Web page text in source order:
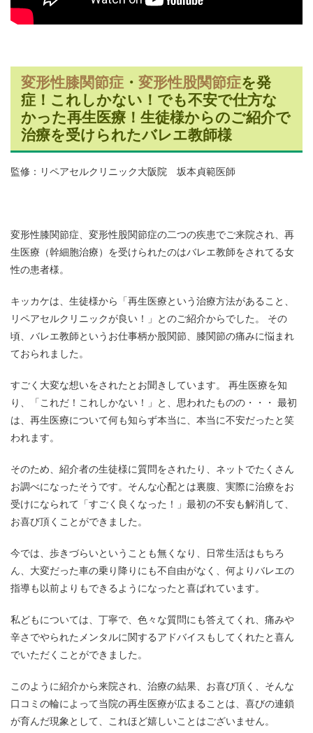
変形性膝関節症 ・ 変形性股関節症を発
症！これしかない！でも不安で仕方な
かった再生医療！生徒様からのご紹介で
治療を受けられたバレエ教師様
監修：リペアセルクリニック大阪院 坂本貞範医師
変形性膝関節症、変形性股関節症の二つの疾患でご来院され、再
生医療（幹細胞治療）を受けられたのはバレエ教師をされてる女
性の患者様。
キッカケは、生徒様から「再生医療という治療方法があること、
リペアセルクリニックが良い！」とのご紹介からでした。 その
頃、バレエ教師というお仕事柄か股関節、膝関節の痛みに悩まれ
ておられました。
すごく大変な想いをされたとお聞きしています。 再生医療を知
り、「これだ！これしかない！」と、思われたものの・・・ 最初
は、再生医療について何も知らず本当に、本当に不安だったと笑
われます。
そのため、紹介者の生徒様に質問をされたり、ネットでたくさん
お調べになったそうです。そんな心配とは裏腹、実際に治療をお
受けになられて「すごく良くなった！」最初の不安も解消して、
お喜び頂くことができました。
今では、歩きづらいということも無くなり、日常生活はもちろ
ん、大変だった車の乗り降りにも不自由がなく、何よりバレエの
指導も以前よりもできるようになったと喜ばれています。
私どもについては、丁寧で、色々な質問にも答えてくれ、痛みや
辛さでやられたメンタルに関するアドバイスもしてくれたと喜ん
でいただくことができました。
このように紹介から来院され、治療の結果、お喜び頂く、そんな
口コミの輪によって当院の再生医療が広まることは、喜びの連鎖
が育んだ現象として、これほど嬉しいことはございません。